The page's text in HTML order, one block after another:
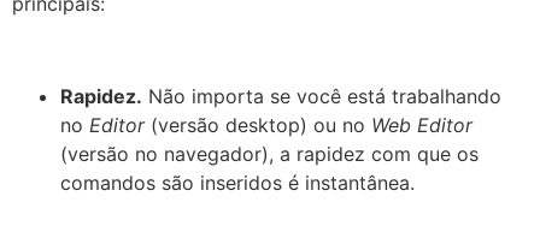
Rapidez. Não importa se você está trabalhando
no Editor(versão desktop) ou no Web Editor
(versão no navegador), a rapidez com que os
comandos são inseridos é instantânea.